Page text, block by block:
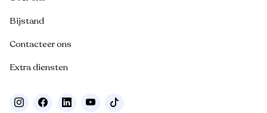
Bijstand
Contacteer ons
Extra diensten